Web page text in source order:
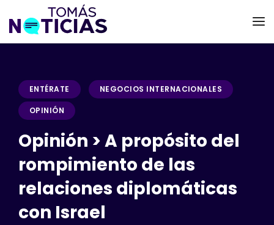
ENTÉRATE NEGOCIOS INTERNACIONALES
OPINIÓN
Opinión > A propósito del
rompimiento de las
relaciones diplomáticas
con Israel